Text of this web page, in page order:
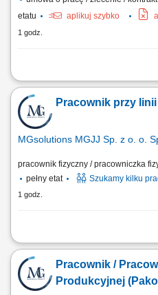
etatu
aplikuj szybko
1 godz.
Zadania: Diagnostyka, profilaktyka i
niewydolnością nerek oraz
Przygotowywanie chorych do
koordynacja planów leczenia.
zespołem medycznym i wspieranie
Pracownik przy
MGsolutions MGJJ Sp. z o. o.
pracownik fizyczny / pracowniczka
pełny etat
Szukamy kilku
1 godz.
Opis stanowiska: Proste i
niewymagające doświadczenia
Inne prace pomocniczne, np.
Pracownik /
Produkcyjnej